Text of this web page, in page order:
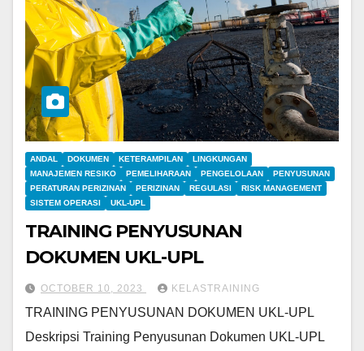
ANDAL DOKUMEN KETERAMPILAN
LINGKUNGAN
MANAJEMEN RESIKO
PEMELIHARAAN PENGELOLAAN
PENYUSUNAN
PERATURAN PERIZINAN
PERIZINAN REGULASI
RISK MANAGEMENT
SISTEM OPERASI
UKL-UPL
TRAINING PENYUSUNAN
DOKUMEN UKL-UPL
OCTOBER 10, 2023 KELASTRAINING
TRAINING PENYUSUNAN DOKUMEN UKL-UPL
Deskripsi Training Penyusunan Dokumen UKL-UPL